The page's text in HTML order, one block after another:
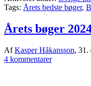
Tags: Årets bedste bøger,
Årets bøger
AfKasper Håkansson, 31.
4 kommentarer